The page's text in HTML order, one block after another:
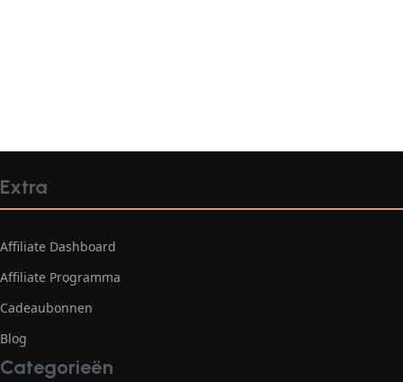
Extra
Affiliate Dashboard
Affiliate Programma
Cadeaubonnen
Blog
Categorieën